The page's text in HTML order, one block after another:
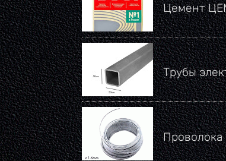
Цемент
Трубы
Проволока